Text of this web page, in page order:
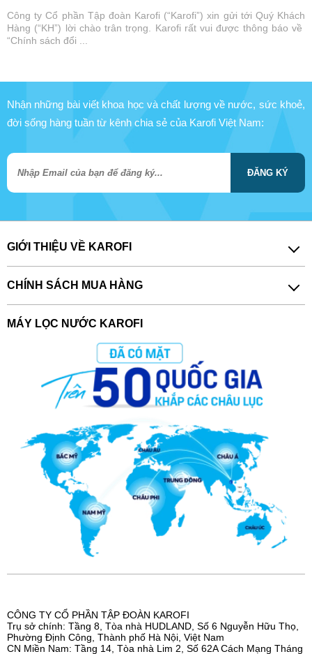
Công ty Cổ phần Tập đoàn Karofi (“Karofi”) xin gửi tới Quý Khách
Hàng (“KH”) lời chào trân trọng. Karofi rất vui được thông báo về
“Chính sách đổi ...
Nhận những bài viết khoa học và chất lượng về nước, sức khoẻ,
đời sống hàng tuần từ kênh chia sẻ của Karofi Việt Nam:
ĐĂNG KÝ
GIỚI THIỆU VỀ KAROFI
CHÍNH SÁCH MUA HÀNG
MÁY LỌC NƯỚC KAROFI
CÔNG TY CỔ PHẦN TẬP ĐOÀN KAROFI
Trụ sở chính: Tầng 8, Tòa nhà HUDLAND, Số 6 Nguyễn Hữu Thọ,
Phường Định Công, Thành phố Hà Nội, Việt Nam
CN Miền Nam: Tầng 14, Tòa nhà Lim 2, Số 62A Cách Mạng Tháng